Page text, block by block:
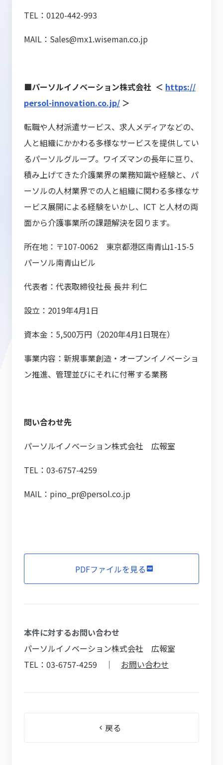
TEL：0120-442-993
MAIL：Sales@mx1.wiseman.co.jp
■パーソルイノベーション株式会社 ＜ https://
persol-innovation.co.jp/ ＞
転職や人材派遣サービス、求人メディアなどの、
人と組織にかかわる多様なサービスを提供してい
るパーソルグループ。ワイズマンの長年に亘り、
積み上げてきた介護業界の業務知識や経験と、パ
ーソルの人材業界での人と組織に関わる多様なサ
ービス展開による経験をいかし、ICT と人材の両
面から介護事業所の課題解決を図ります。
所在地：〒107-0062 東京都港区南青山1-15-5
パーソル南青山ビル
代表者：代表取締役社長 長井 利仁
設立：2019年4月1日
資本金：5,500万円（2020年4月1日現在）
事業内容：新規事業創造・オープンイノベーショ
ン推進、管理並びにそれに付帯する業務
問い合わせ先
パーソルイノベーション株式会社 広報室
TEL：03-6757-4259
MAIL：pino_pr@persol.co.jp
PDFファイルを見る
本件に対するお問い合わせ
パーソルイノベーション株式会社 広報室
TEL：03-6757-4259 ｜ お問い合わせ
戻る